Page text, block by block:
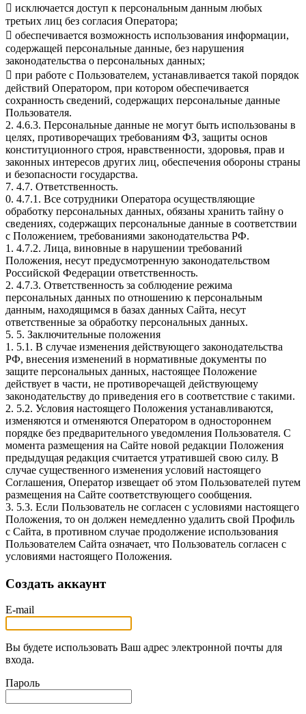
 исключается доступ к персональным данным любых
третьих лиц без согласия Оператора;
 обеспечивается возможность использования информации,
содержащей персональные данные, без нарушения
законодательства о персональных данных;
 при работе с Пользователем, устанавливается такой порядок
действий Оператором, при котором обеспечивается
сохранность сведений, содержащих персональные данные
Пользователя.
2. 4.6.3. Персональные данные не могут быть использованы в
целях, противоречащих требованиям ФЗ, защиты основ
конституционного строя, нравственности, здоровья, прав и
законных интересов других лиц, обеспечения обороны страны
и безопасности государства.
7. 4.7. Ответственность.
0. 4.7.1. Все сотрудники Оператора осуществляющие
обработку персональных данных, обязаны хранить тайну о
сведениях, содержащих персональные данные в соответствии
с Положением, требованиями законодательства РФ.
1. 4.7.2. Лица, виновные в нарушении требований
Положения, несут предусмотренную законодательством
Российской Федерации ответственность.
2. 4.7.3. Ответственность за соблюдение режима
персональных данных по отношению к персональным
данным, находящимся в базах данных Сайта, несут
ответственные за обработку персональных данных.
5. 5. Заключительные положения
1. 5.1. В случае изменения действующего законодательства
РФ, внесения изменений в нормативные документы по
защите персональных данных, настоящее Положение
действует в части, не противоречащей действующему
законодательству до приведения его в соответствие с такими.
2. 5.2. Условия настоящего Положения устанавливаются,
изменяются и отменяются Оператором в одностороннем
порядке без предварительного уведомления Пользователя. С
момента размещения на Сайте новой редакции Положения
предыдущая редакция считается утратившей свою силу. В
случае существенного изменения условий настоящего
Соглашения, Оператор извещает об этом Пользователей путем
размещения на Сайте соответствующего сообщения.
3. 5.3. Если Пользователь не согласен с условиями настоящего
Положения, то он должен немедленно удалить свой Профиль
с Сайта, в противном случае продолжение использования
Пользователем Сайта означает, что Пользователь согласен с
условиями настоящего Положения.
Создать аккаунт
E-mail
Вы будете использовать Ваш адрес электронной почты для
входа.
Пароль